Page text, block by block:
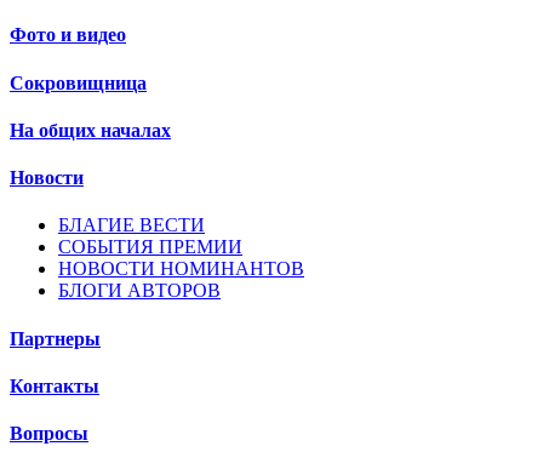
Фото и видео
Сокровищница
На общих началах
Новости
БЛАГИЕ ВЕСТИ
СОБЫТИЯ ПРЕМИИ
НОВОСТИ НОМИНАНТОВ
БЛОГИ АВТОРОВ
Партнеры
Контакты
Вопросы